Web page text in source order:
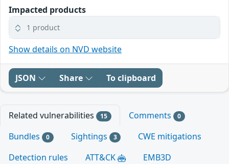
Impacted products
1 product
Show details on NVD website
JSON Share To clipboard
Related vulnerabilities 15 Comments 0
Bundles 0 Sightings 3
CWE mitigations
Detection rules
ATT&CK EMB3D